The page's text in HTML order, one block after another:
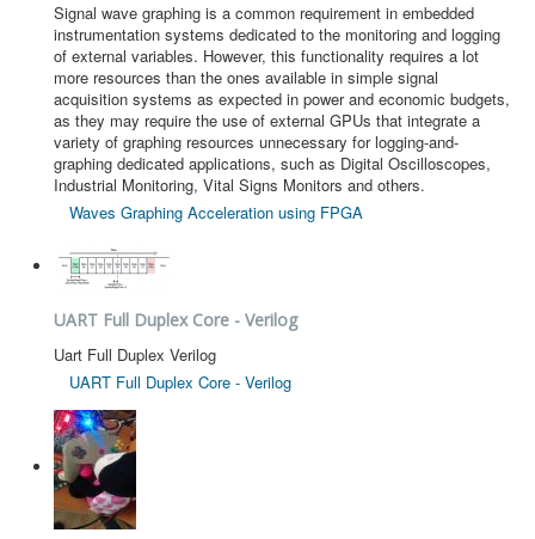
Signal wave graphing is a common requirement in embedded
instrumentation systems dedicated to the monitoring and logging
of external variables. However, this functionality requires a lot
more resources than the ones available in simple signal
acquisition systems as expected in power and economic budgets,
as they may require the use of external GPUs that integrate a
variety of graphing resources unnecessary for logging-and-
graphing dedicated applications, such as Digital Oscilloscopes,
Industrial Monitoring, Vital Signs Monitors and others.
Waves Graphing Acceleration using FPGA
UART Full Duplex Core - Verilog
Uart Full Duplex Verilog
UART Full Duplex Core - Verilog